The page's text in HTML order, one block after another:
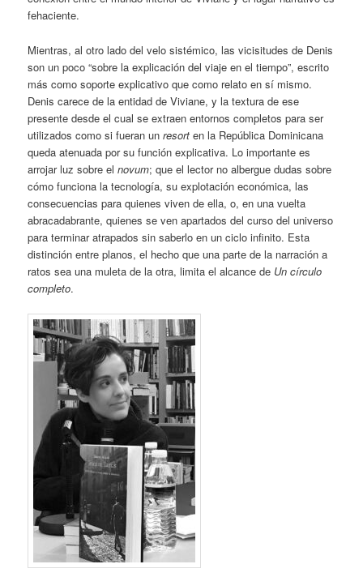
fehaciente.
Mientras, al otro lado del velo sistémico, las vicisitudes de Denis
son un poco “sobre la explicación del viaje en el tiempo”, escrito
más como soporte explicativo que como relato en sí mismo.
Denis carece de la entidad de Viviane, y la textura de ese
presente desde el cual se extraen entornos completos para ser
utilizados como si fueran unresort en la República Dominicana
queda atenuada por su función explicativa. Lo importante es
arrojar luz sobre elnovum; que el lector no albergue dudas sobre
cómo funciona la tecnología, su explotación económica, las
consecuencias para quienes viven de ella, o, en una vuelta
abracadabrante, quienes se ven apartados del curso del universo
para terminar atrapados sin saberlo en un ciclo infinito. Esta
distinción entre planos, el hecho que una parte de la narración a
ratos sea una muleta de la otra, limita el alcance de Un círculo
completo.